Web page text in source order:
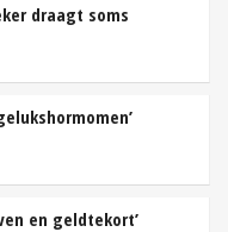
draagt soms
en geldtekort’